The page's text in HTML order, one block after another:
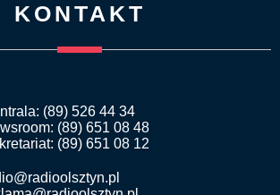
KONTAKT
(89) 526 44 34
(89) 651 08 48
(89) 651 08 12